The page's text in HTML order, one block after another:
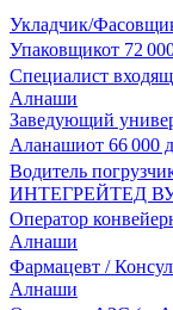
Укладчик/
Упаковщикот 72
Специалист
Алнаши
Заведующий
Аланашиот 66 000
Водитель
ИНТЕГРЕЙТЕД
Оператор
Алнаши
Фармацевт /
Алнаши